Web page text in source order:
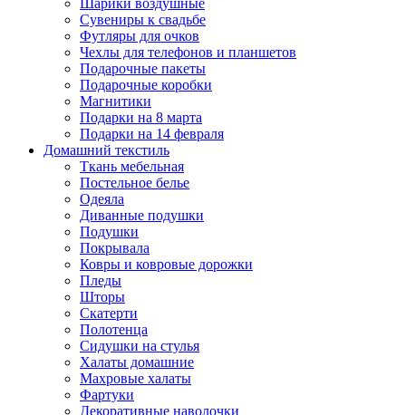
Шарики воздушные
Сувениры к свадьбе
Футляры для очков
Чехлы для телефонов и планшетов
Подарочные пакеты
Подарочные коробки
Магнитики
Подарки на 8 марта
Подарки на 14 февраля
Домашний текстиль
Ткань мебельная
Постельное белье
Одеяла
Диванные подушки
Подушки
Покрывала
Ковры и ковровые дорожки
Пледы
Шторы
Скатерти
Полотенца
Сидушки на стулья
Халаты домашние
Махровые халаты
Фартуки
Декоративные наволочки